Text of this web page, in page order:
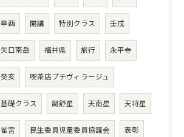
辛酉 開講 特別クラス 壬戌
矢口南岳 福井県 旅行 永平寺
癸亥 喫茶店プチヴィラージュ
基礎クラス 調舒星 天南星 天将星
雀宮 民生委員児童委員協議会 表彰